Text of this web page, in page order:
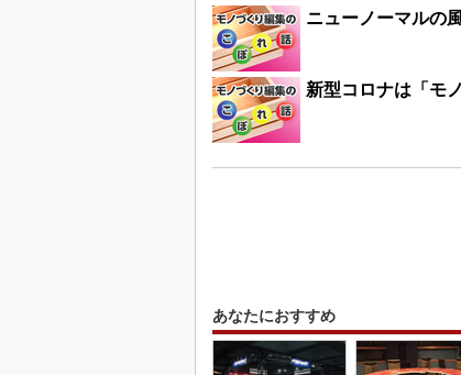
ニューノーマルの
新型コロナは「モ
あなたにおすすめ